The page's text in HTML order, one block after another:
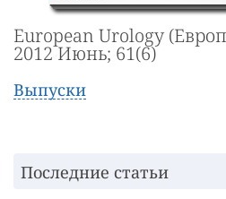
European Urology
2012 Июнь; 61(6)
Выпуски
Последние статьи